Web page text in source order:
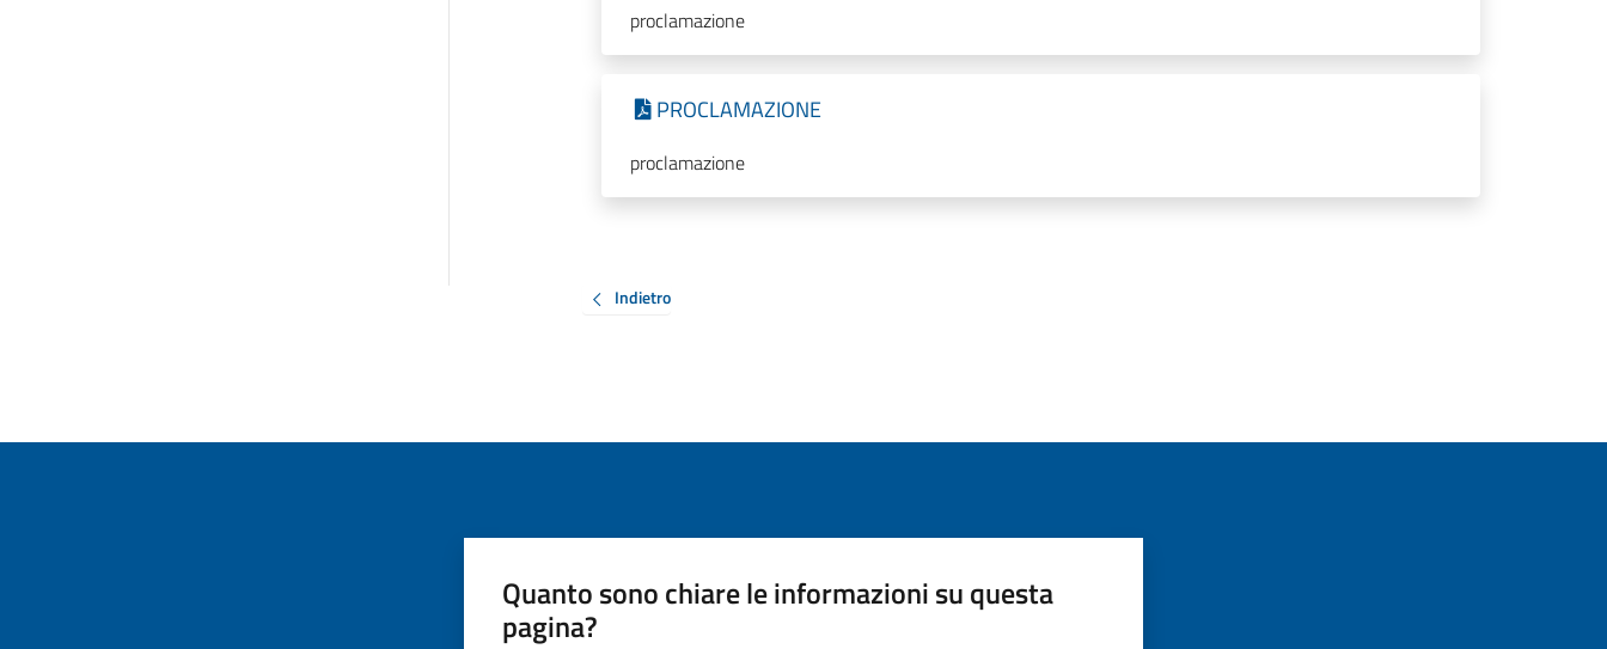
proclamazione
PROCLAMAZIONE
proclamazione
Indietro
Quanto sono chiare le informazioni su questa
pagina?